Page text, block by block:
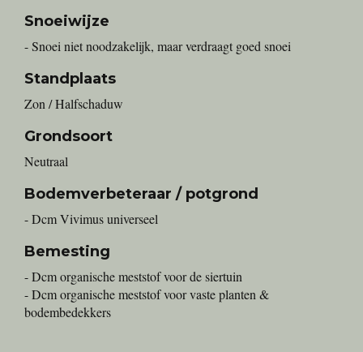
Snoeiwijze
- Snoei niet noodzakelijk, maar verdraagt goed snoei
Standplaats
Zon / Halfschaduw
Grondsoort
Neutraal
Bodemverbeteraar / potgrond
- Dcm Vivimus universeel
Bemesting
- Dcm organische meststof voor de siertuin
- Dcm organische meststof voor vaste planten &
bodembedekkers